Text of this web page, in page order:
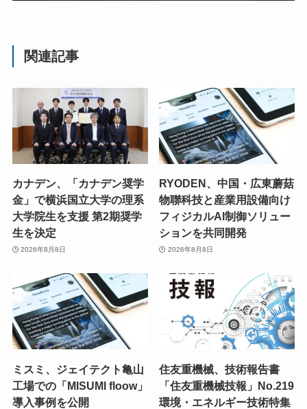
関連記事
カナデン、「カナデン奨学
金」で横浜国立大学の理系
大学院生を支援 第2期奨学
生を決定
2026年8月8日
RYODEN、中国・広東蘑菇
物聯科技と産業用設備向け
フィジカルAI制御ソリュー
ションを共同開発
2026年8月8日
ミスミ、ジェイテクト亀山
工場での「MISUMI floow」
導入事例を公開
住友重機械、技術報告書
「住友重機械技報」No.219
環境・エネルギー技術特集